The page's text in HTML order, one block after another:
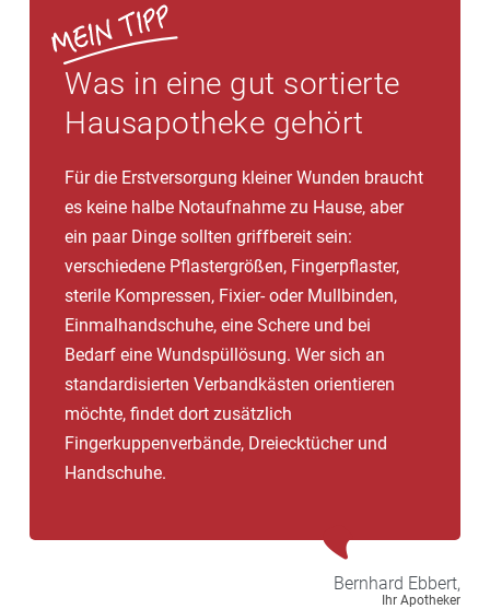
Was in eine gut sortierte
Hausapotheke gehört
Für die Erstversorgung kleiner Wunden braucht
es keine halbe Notaufnahme zu Hause, aber
ein paar Dinge sollten griffbereit sein:
verschiedene Pflastergrößen, Fingerpflaster,
sterile Kompressen, Fixier- oder Mullbinden,
Einmalhandschuhe, eine Schere und bei
Bedarf eine Wundspüllösung. Wer sich an
standardisierten Verbandkästen orientieren
möchte, findet dort zusätzlich
Fingerkuppenverbände, Dreiecktücher und
Handschuhe.
Bernhard Ebbert,
Ihr Apotheker